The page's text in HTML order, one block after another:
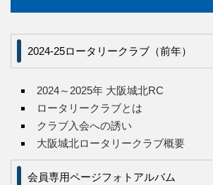
2024-25ロータリークラブ（前年）
2024～2025年 大阪城北RC
ロータリークラブとは
クラブ入会への誘い
大阪城北ロータリークラブ概要
会員専用ページフォトアルバム